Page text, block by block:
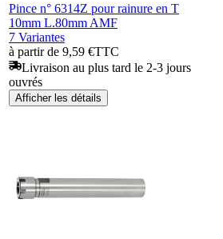
Pince n° 6314Z pour rainure en T
10mm L.80mm AMF
7 Variantes
à partir de 9,59 €TTC
Livraison au plus tard le 2-3 jours
ouvrés
Afficher les détails